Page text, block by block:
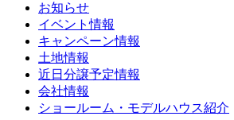
お知らせ
イベント情報
キャンペーン情報
土地情報
近日分譲予定情報
会社情報
ショールーム・モデルハウス紹介